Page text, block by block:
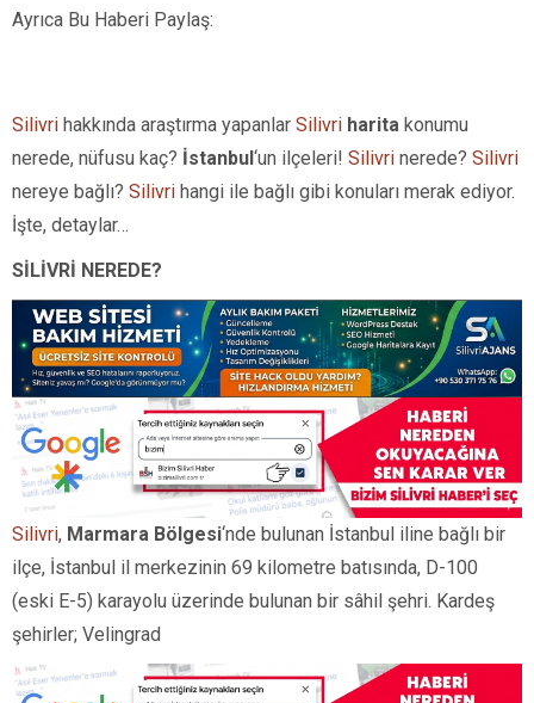
Ayrıca Bu Haberi Paylaş:
Silivri hakkında araştırma yapanlar Silivri harita konumu
nerede, nüfusu kaç? İstanbul‘un ilçeleri! Silivri nerede? Silivri
nereye bağlı? Silivri hangi ile bağlı gibi konuları merak ediyor.
İşte, detaylar…
SİLİVRİ NEREDE?
Silivri, Marmara Bölgesi‘nde bulunan İstanbul iline bağlı bir
ilçe, İstanbul il merkezinin 69 kilometre batısında, D-100
(eski E-5) karayolu üzerinde bulunan bir sâhil şehri. Kardeş
şehirler; Velingrad